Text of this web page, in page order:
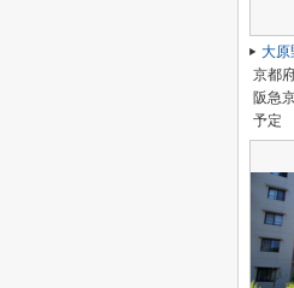
大
京都
阪急
予定